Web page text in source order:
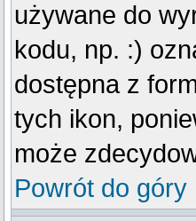
używane do
kodu, np. :)
dostępna z
tych ikon,
może
Powrót do góry